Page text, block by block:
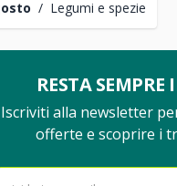
/ Legumi e spezie
RESTA
Iscriviti alla newsletter
offerte e scoprire i